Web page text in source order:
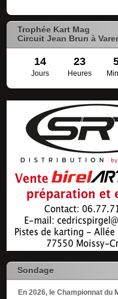
Trophée Kart Mag
Circuit Jean Brun à
14 23
Jours Heures
Sondage
En 2026, le Championnat du